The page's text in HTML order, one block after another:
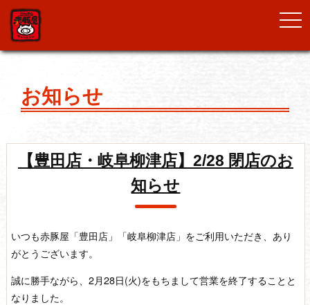
お知らせ
【豊田店・岐阜柳津店】2/28 閉店のお
知らせ
いつも赤豚屋「豊田店」「岐阜柳津店」をご利用いただき、あり
がとうございます。
誠に勝手ながら、2月28日(火)をもちまして営業を終了することと
なりました。